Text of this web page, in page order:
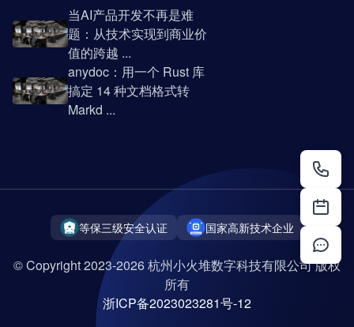
当AI产品开发不再是难
题：从技术实现到商业价
值的跨越 ...
anydoc：用一个 Rust 库
搞定 14 种文档格式转
Markd ...
等保三级安全认证 国家高新技术企业
© Copyright 2023-2026 杭州小火堆数字科技有限公司 版权
所有
浙ICP备2023023281号-12